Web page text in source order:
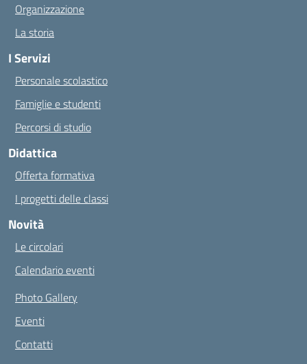
Organizzazione
La storia
I Servizi
Personale scolastico
Famiglie e studenti
Percorsi di studio
Didattica
Offerta formativa
I progetti delle classi
Novità
Le circolari
Calendario eventi
Photo Gallery
Eventi
Contatti